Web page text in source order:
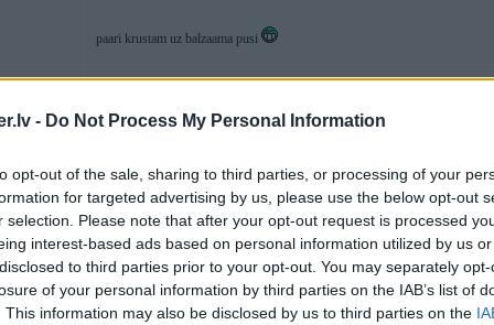
- Do Not Process My Personal Information
opt-out of the sale, sharing to third parties, or processing of your
for targeted advertising by us, please use the below opt-out
selection. Please note that after your opt-out request is processed
interest-based ads based on personal information utilized by us
to third parties prior to your opt-out. You may separately
of your personal information by third parties on the IAB’s list of
This information may also be disclosed by us to third parties on the
paari krustam uz balzaama pusi
14. Dec 2008, 10:35
14. Dec 2008, 10:45